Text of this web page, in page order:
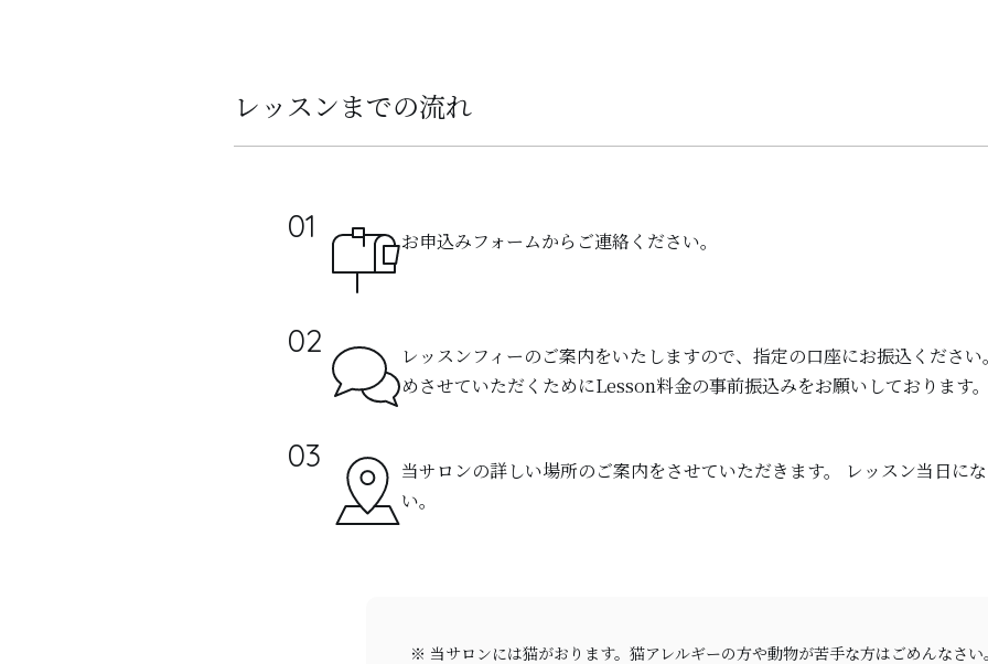
レッスンまでの流れ
お申込みフォームからご連絡ください。
レッスンフィーのご案内をいたしますので、指定の口座にお振込くださ
めさせていただくためにLesson料金の事前振込みをお願いしております。
当サロンの詳しい場所のご案内をさせていただきます。 レッスン当日に
い。
当サロンには猫がおります。猫アレルギーの方や動物が苦手な方はごめんなさい。